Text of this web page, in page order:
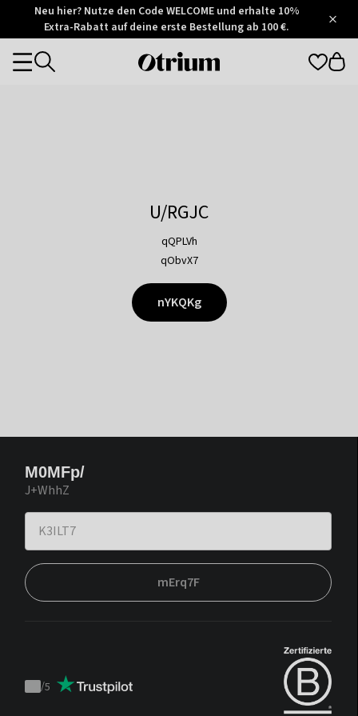
Otrium
Trustpilot
Neu hier? Nutze den Code WELCOME und erhalte 10%
Extra-Rabatt auf deine erste Bestellung ab 100 €.
Otrium
Categories
U/RGJC
qQPLVh
qObvX7
nYKQKg
M0MFp/
J+WhhZ
mErq7F
Trustpilot
/5